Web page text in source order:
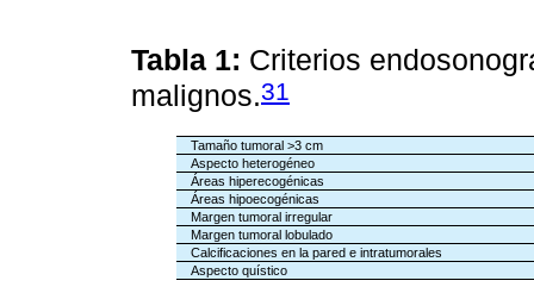
Tabla 1: Criterios
malignos.31
Tamaño tumoral >3 cm
Aspecto heterogéneo
Áreas hiperecogénicas
Áreas hipoecogénicas
Margen tumoral irregular
Margen tumoral lobulado
Calcificaciones en la pared e intratumorales
Aspecto quístico